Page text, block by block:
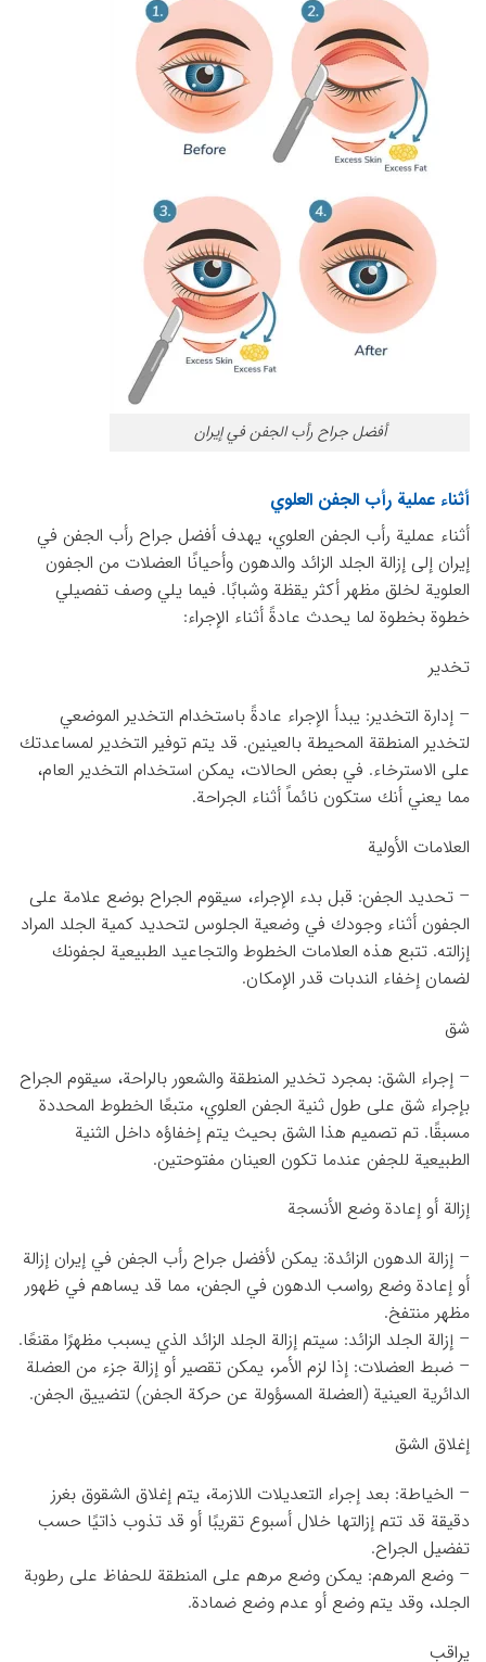
أفضل جراح رأب الجفن في إيران
أثناء عملية رأب الجفن العلوي
أثناء عملية رأب الجفن العلوي، يهدف أفضل جراح رأب الجفن في
إيران إلى إزالة الجلد الزائد والدهون وأحيانًا العضلات من الجفون
العلوية لخلق مظهر أكثر يقظة وشبابًا. فيما يلي وصف تفصيلي
خطوة بخطوة لما يحدث عادةً أثناء الإجراء:
تخدير
– إدارة التخدير: يبدأ الإجراء عادةً باستخدام التخدير الموضعي
لتخدير المنطقة المحيطة بالعينين. قد يتم توفير التخدير لمساعدتك
على الاسترخاء. في بعض الحالات، يمكن استخدام التخدير العام،
مما يعني أنك ستكون نائماً أثناء الجراحة.
العلامات الأولية
– تحديد الجفن: قبل بدء الإجراء، سيقوم الجراح بوضع علامة على
الجفون أثناء وجودك في وضعية الجلوس لتحديد كمية الجلد المراد
إزالته. تتبع هذه العلامات الخطوط والتجاعيد الطبيعية لجفونك
لضمان إخفاء الندبات قدر الإمكان.
شق
– إجراء الشق: بمجرد تخدير المنطقة والشعور بالراحة، سيقوم الجراح
بإجراء شق على طول ثنية الجفن العلوي، متبعًا الخطوط المحددة
مسبقًا. تم تصميم هذا الشق بحيث يتم إخفاؤه داخل الثنية
الطبيعية للجفن عندما تكون العينان مفتوحتين.
إزالة أو إعادة وضع الأنسجة
– إزالة الدهون الزائدة: يمكن لأفضل جراح رأب الجفن في إيران إزالة
أو إعادة وضع رواسب الدهون في الجفن، مما قد يساهم في ظهور
مظهر منتفخ.
– إزالة الجلد الزائد: سيتم إزالة الجلد الزائد الذي يسبب مظهرًا مقنعًا.
– ضبط العضلات: إذا لزم الأمر، يمكن تقصير أو إزالة جزء من العضلة
الدائرية العينية (العضلة المسؤولة عن حركة الجفن) لتضييق الجفن.
إغلاق الشق
– الخياطة: بعد إجراء التعديلات اللازمة، يتم إغلاق الشقوق بغرز
دقيقة قد تتم إزالتها خلال أسبوع تقريبًا أو قد تذوب ذاتيًا حسب
تفضيل الجراح.
– وضع المرهم: يمكن وضع مرهم على المنطقة للحفاظ على رطوبة
الجلد، وقد يتم وضع أو عدم وضع ضمادة.
يراقب